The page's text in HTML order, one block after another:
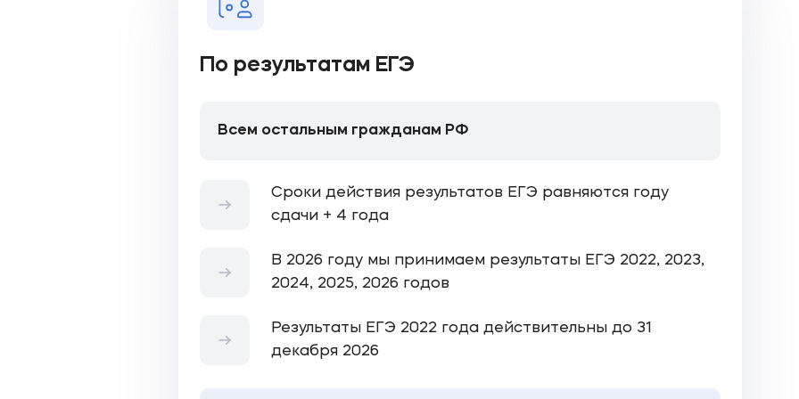
По результатам ЕГЭ
Всем остальным гражданам РФ
Сроки действия результатов ЕГЭ равняются году
сдачи + 4 года
В 2026 году мы принимаем результаты ЕГЭ 2022, 2023,
2024, 2025, 2026 годов
Результаты ЕГЭ 2022 года действительны до 31
декабря 2026